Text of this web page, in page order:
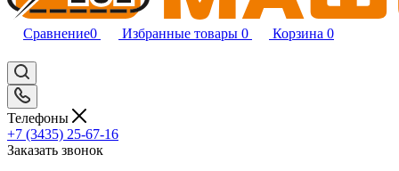
Сравнение0 Избранные товары 0 Корзина 0
Телефоны
+7 (3435) 25-67-16
Заказать звонок